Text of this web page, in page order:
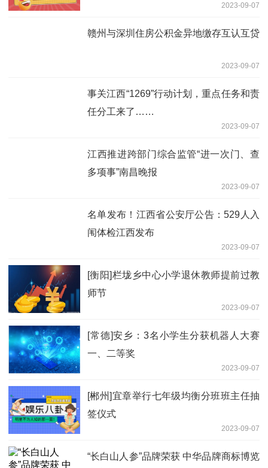
2023-09-07
赣州与深圳住房公积金异地缴存互认互贷
2023-09-07
事关江西“1269”行动计划，重点任务和责
任分工来了……
2023-09-07
江西推进跨部门综合监管“进一次门、查
多项事”南昌晚报
2023-09-07
名单发布！江西省公安厅公告：529人入
闱体检江西发布
2023-09-07
[衡阳]栏垅乡中心小学退休教师提前过教
师节
2023-09-07
[常德]安乡：3名小学生分获机器人大赛
一、二等奖
2023-09-07
[郴州]宜章举行七年级均衡分班班主任抽
签仪式
2023-09-07
“长白山人参”品牌荣获 中华品牌商标博览